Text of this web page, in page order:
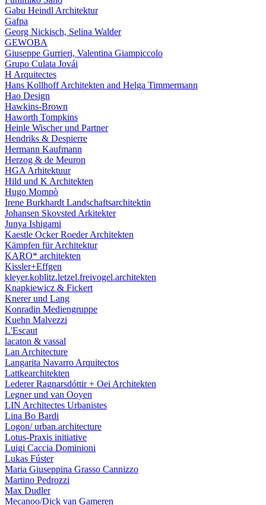
Gabu Heindl Architektur
Gafpa
Georg Nickisch, Selina Walder
GEWOBA
Giuseppe Gurrieri, Valentina Giampiccolo
Grupo Culata Jovái
H Arquitectes
Hans Kollhoff Architekten and Helga Timmermann
Hao Design
Hawkins-Brown
Haworth Tompkins
Heinle Wischer und Partner
Hendriks & Despierre
Hermann Kaufmann
Herzog & de Meuron
HGA Arhitektuur
Hild und K Architekten
Hugo Mompò
Irene Burkhardt Landschaftsarchitektin
Johansen Skovsted Arkitekter
Junya Ishigami
Kaestle Ocker Roeder Architekten
Kämpfen für Architektur
KARO* architekten
Kissler+Effgen
kleyer.koblitz.letzel.freivogel.architekten
Knapkiewicz & Fickert
Knerer und Lang
Konradin Mediengruppe
Kuehn Malvezzi
L'Escaut
lacaton & vassal
Lan Architecture
Langarita Navarro Arquitectos
Lattkearchitekten
Lederer Ragnarsdóttir + Oei Architekten
Legner und van Ooyen
LIN Architectes Urbanistes
Lina Bo Bardi
Logon/ urban.architecture
Lotus-Praxis initiative
Luigi Caccia Dominioni
Lukas Fúster
Maria Giuseppina Grasso Cannizzo
Martino Pedrozzi
Max Dudler
Mecanoo/Dick van Gameren